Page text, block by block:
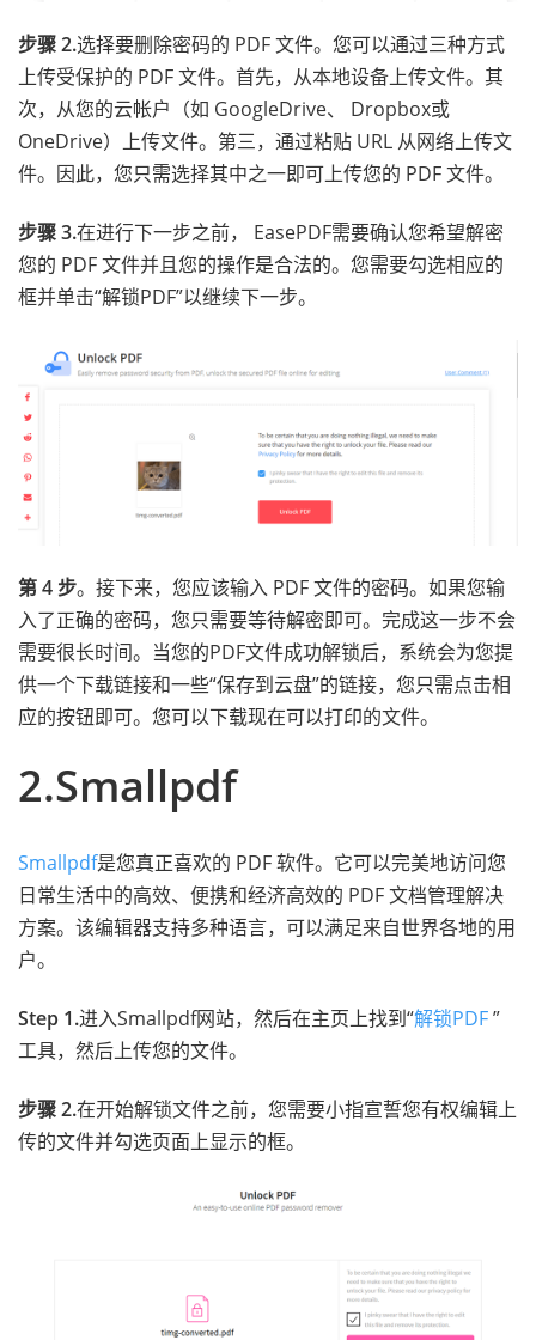
步骤 2.选择要删除密码的 PDF 文件。您可以通过三种方式
上传受保护的 PDF 文件。首先，从本地设备上传文件。其
次，从您的云帐户（如 GoogleDrive、 Dropbox或
OneDrive）上传文件。第三，通过粘贴 URL 从网络上传文
件。因此，您只需选择其中之一即可上传您的 PDF 文件。
步骤 3.在进行下一步之前， EasePDF需要确认您希望解密
您的 PDF 文件并且您的操作是合法的。您需要勾选相应的
框并单击“解锁PDF”以继续下一步。
第 4 步。接下来，您应该输入 PDF 文件的密码。如果您输
入了正确的密码，您只需要等待解密即可。完成这一步不会
需要很长时间。当您的PDF文件成功解锁后，系统会为您提
供一个下载链接和一些“保存到云盘”的链接，您只需点击相
应的按钮即可。您可以下载现在可以打印的文件。
2.Smallpdf
Smallpdf是您真正喜欢的 PDF 软件。它可以完美地访问您
日常生活中的高效、便携和经济高效的 PDF 文档管理解决
方案。该编辑器支持多种语言，可以满足来自世界各地的用
户。
Step 1.进入Smallpdf网站，然后在主页上找到“解锁PDF”
工具，然后上传您的文件。
步骤 2.在开始解锁文件之前，您需要小指宣誓您有权编辑上
传的文件并勾选页面上显示的框。